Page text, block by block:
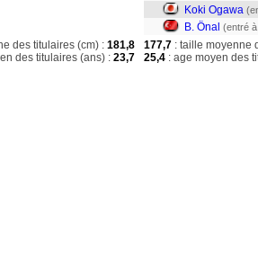
Koki Ogawa
B. Önal (entré
des titulaires (cm) : 181,8
des titulaires (ans) : 23,7
177,7 : taille moyenne
25,4 : age moyen des